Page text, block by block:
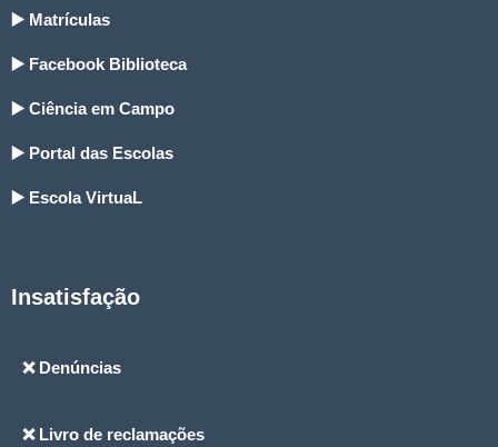
▶️ Matrículas
▶️ Facebook Biblioteca
▶️ Ciência em Campo
▶️ Portal das Escolas
▶️ Escola VirtuaL
Insatisfação
❌ Denúncias
❌ Livro de reclamações